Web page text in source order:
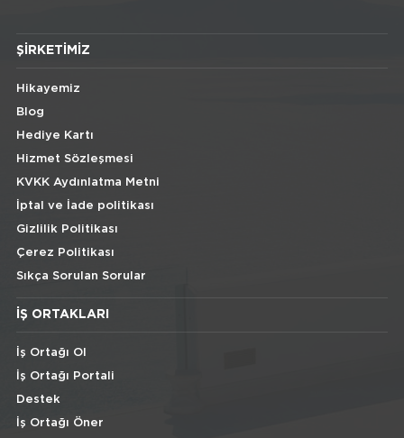
ŞIRKETIMIZ
Hikayemiz
Blog
Hediye Kartı
Hizmet Sözleşmesi
KVKK Aydınlatma Metni
İptal ve İade politikası
Gizlilik Politikası
Çerez Politikası
Sıkça Sorulan Sorular
İŞ ORTAKLARI
İş Ortağı Ol
İş Ortağı Portali
Destek
İş Ortağı Öner